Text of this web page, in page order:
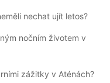
nechat ujít letos?
nočním životem v
zážitky v Aténách?